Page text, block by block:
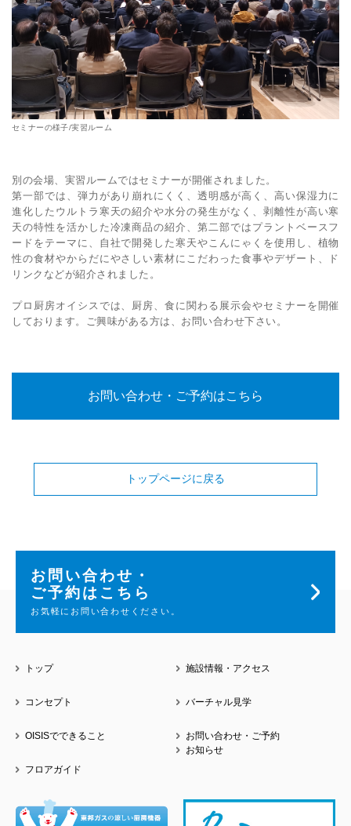
セミナーの様子/実習ルーム
別の会場、実習ルームではセミナーが開催されました。
第一部では、弾力があり崩れにくく、透明感が高く、高い保湿力に
進化したウルトラ寒天の紹介や水分の発生がなく、剥離性が高い寒
天の特性を活かした冷凍商品の紹介、第二部ではプラントベースフ
ードをテーマに、自社で開発した寒天やこんにゃくを使用し、植物
性の食材やからだにやさしい素材にこだわった食事やデザート、ド
リンクなどが紹介されました。
プロ厨房オイシスでは、厨房、食に関わる展示会やセミナーを開催
しております。ご興味がある方は、お問い合わせ下さい。
お問い合わせ・ご予約はこちら
トップページに戻る
お問い合わせ・
ご予約はこちら
お気軽にお問い合わせください。
トップ
コンセプト
OISISでできること
フロアガイド
施設情報・アクセス
バーチャル見学
お問い合わせ・ご予約
お知らせ